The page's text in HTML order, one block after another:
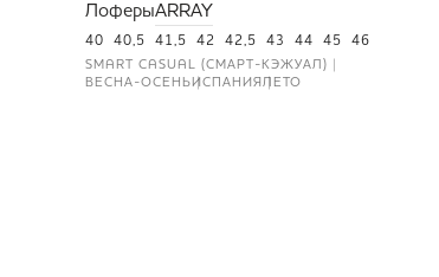
ЛоферыARRAY
40 40,5 41,5 42 42,5 43 44 45 46
SMART CASUAL (СМАРТ-КЭЖУАЛ)
ВЕСНА-ОСЕНЬИСПАНИЯЛЕТО